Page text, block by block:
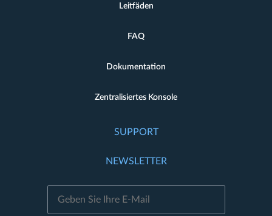
Leitfäden
FAQ
Dokumentation
Zentralisiertes Konsole
SUPPORT
NEWSLETTER